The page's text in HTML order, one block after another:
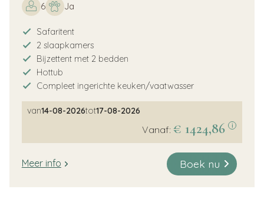
6 Ja
Safaritent
2 slaapkamers
Bijzettent met 2 bedden
Hottub
Compleet ingerichte keuken/vaatwasser
van14-08-2026tot17-08-2026
Vanaf: € 1424,86 i
Meer info Boek nu